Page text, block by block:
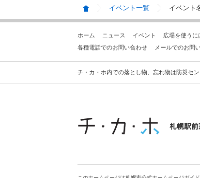
イベント一覧 イベント
ホーム ニュース イベント 広場を使うに
各種電話でのお問い合わせ
メールでのお問
チ・カ・ホ内での落とし物、忘れ物は防災セ